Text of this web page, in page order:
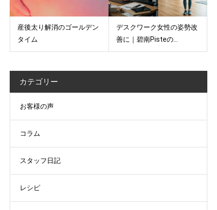
産後太り解消のゴールデン
タイム
デスクワーク女性の姿勢改
善に｜碧南Pisteの...
カテゴリー
お客様の声
コラム
スタッフ日記
レシピ